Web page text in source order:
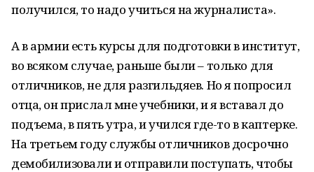
получился, то надо учиться на журналиста».
А в армии есть курсы для подготовки в институт,
во всяком случае, раньше были – только для
отличников, не для разгильдяев. Но я попросил
отца, он прислал мне учебники, и я вставал до
подъема, в пять утра, и учился где-то в каптерке.
На третьем году службы отличников досрочно
демобилизовали и отправили поступать, чтобы